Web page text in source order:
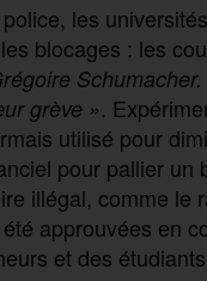
les
blocages : les
grève ».
utilisé pour
pour pallier
illégal, comme le
approuvées en
et des